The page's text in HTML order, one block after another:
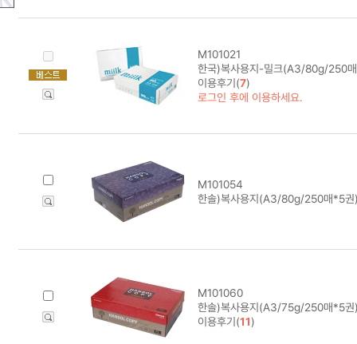
M101021
한국)복사용지-밀크(A3/80g/250
이용후기(7)
로그인 후에 이용하세요.
M101054
한솔)복사용지(A3/80g/250매*5권
M101060
한솔)복사용지(A3/75g/250매*5
이용후기(11)